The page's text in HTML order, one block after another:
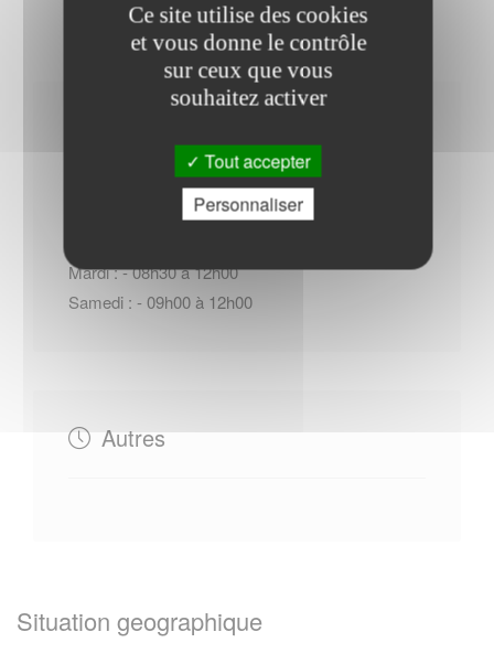
Mardi : - 08h30 à 12h00
Samedi : - 09h00 à 12h00
Autres
Situation geographique
Ce site utilise des cookies
et vous donne le contrôle
sur ceux que vous
souhaitez activer
Tout accepter
Personnaliser